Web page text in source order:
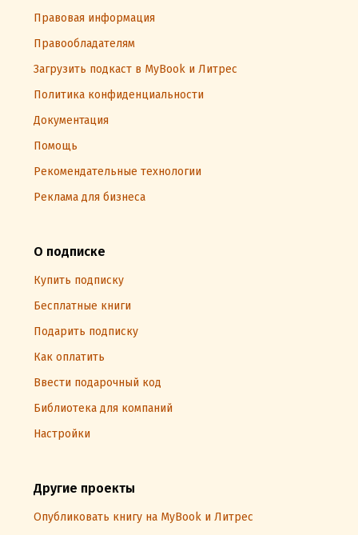
Правовая информация
Правообладателям
Загрузить подкаст в MyBook и Литрес
Политика конфиденциальности
Документация
Помощь
Рекомендательные технологии
Реклама для бизнеса
О подписке
Купить подписку
Бесплатные книги
Подарить подписку
Как оплатить
Ввести подарочный код
Библиотека для компаний
Настройки
Другие проекты
Опубликовать книгу на MyBook и Литрес